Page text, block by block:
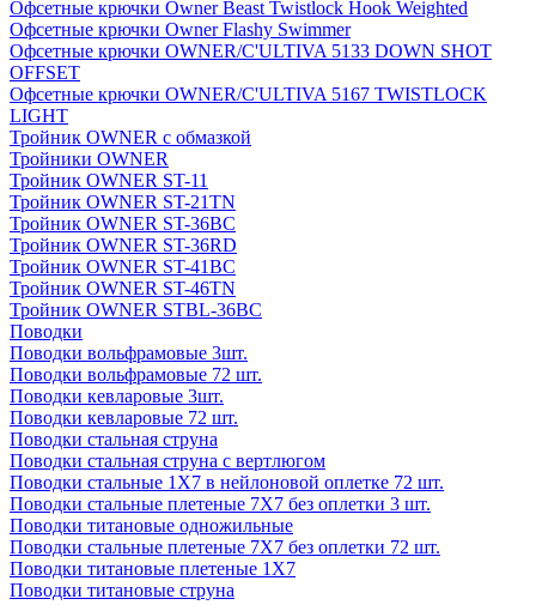
Офсетные крючки Owner Beast Twistlock Hook Weighted
Офсетные крючки Owner Flashy Swimmer
Офсетные крючки OWNER/C'ULTIVA 5133 DOWN SHOT
OFFSET
Офсетные крючки OWNER/C'ULTIVA 5167 TWISTLOCK
LIGHT
Тройник OWNER с обмазкой
Тройники OWNER
Тройник OWNER ST-11
Тройник OWNER ST-21TN
Тройник OWNER ST-36BC
Тройник OWNER ST-36RD
Тройник OWNER ST-41BC
Тройник OWNER ST-46TN
Тройник OWNER STBL-36BC
Поводки
Поводки вольфрамовые 3шт.
Поводки вольфрамовые 72 шт.
Поводки кевларовые 3шт.
Поводки кевларовые 72 шт.
Поводки стальная струна
Поводки стальная струна с вертлюгом
Поводки стальные 1X7 в нейлоновой оплетке 72 шт.
Поводки стальные плетеные 7X7 без оплетки 3 шт.
Поводки титановые одножильные
Поводки стальные плетеные 7X7 без оплетки 72 шт.
Поводки титановые плетеные 1X7
Поводки титановые струна